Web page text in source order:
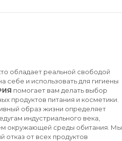
обладает реальной свободой
себе и использовать для гигиены
помогает вам делать выбор
продуктов питания и косметики.
образ жизни определяет
индустриального века,
окружающей среды обитания. Мы
отказ от всех продуктов